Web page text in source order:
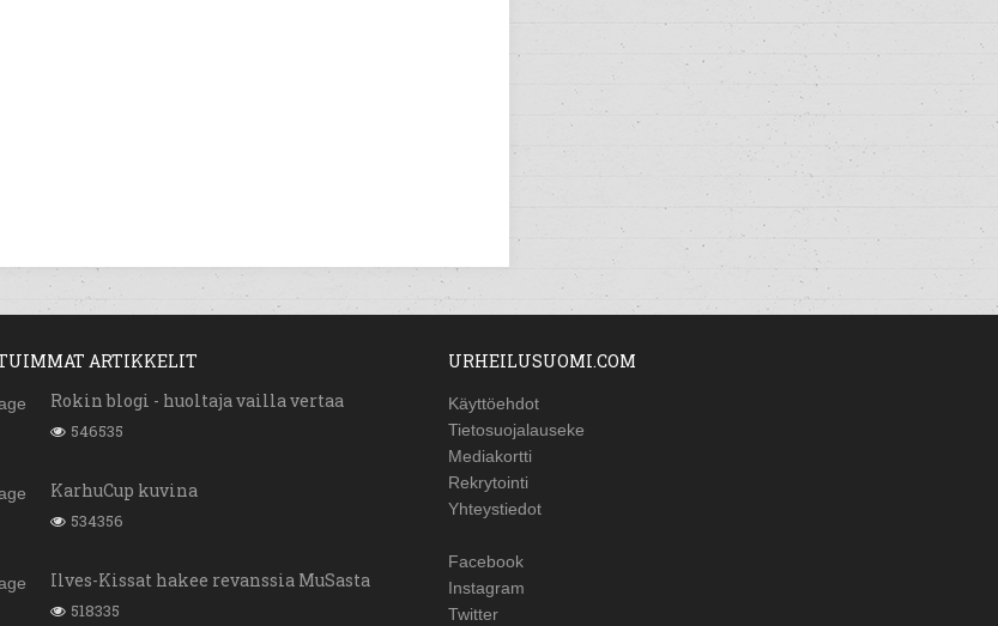
ARTIKKELIT
Rokin blogi - huoltaja vailla vertaa
546535
KarhuCup kuvina
534356
Ilves-Kissat hakee revanssia MuSasta
518335
URHEILUSUOMI.COM
Käyttöehdot
Tietosuojalauseke
Mediakortti
Rekrytointi
Yhteystiedot
Facebook
Instagram
Twitter